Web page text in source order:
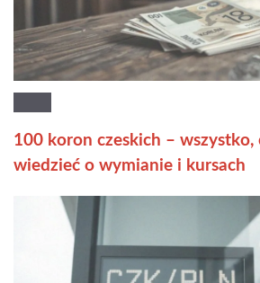
100 koron czeskich – wszystko,
wiedzieć o wymianie i kursach